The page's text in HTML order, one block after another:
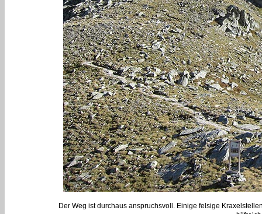
Der Weg ist durchaus anspruchsvoll. Einige felsige